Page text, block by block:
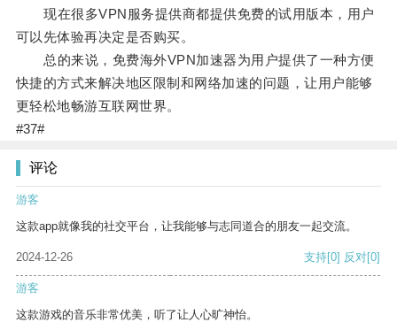
现在很多VPN服务提供商都提供免费的试用版本，用户
可以先体验再决定是否购买。
总的来说，免费海外VPN加速器为用户提供了一种方便
快捷的方式来解决地区限制和网络加速的问题，让用户能够
更轻松地畅游互联网世界。
#37#
评论
游客
这款app就像我的社交平台，让我能够与志同道合的朋友一起交流。
2024-12-26 支持[0] 反对[0]
游客
这款游戏的音乐非常优美，听了让人心旷神怡。